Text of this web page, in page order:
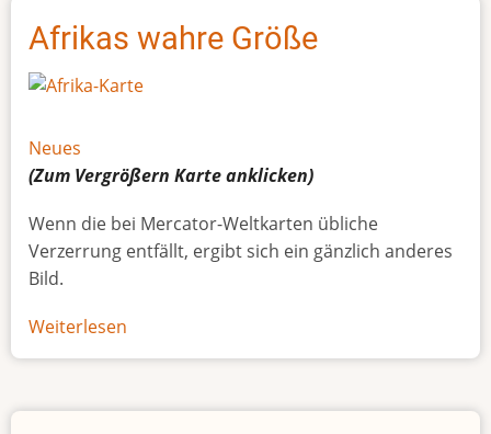
Afrikas wahre Größe
Neues
(Zum Vergrößern Karteanklicken)
Wenn die bei Mercator-Weltkarten übliche
Verzerrung entfällt, ergibt sich ein gänzlich anderes
Bild.
Weiterlesen
Afrikas
Größe